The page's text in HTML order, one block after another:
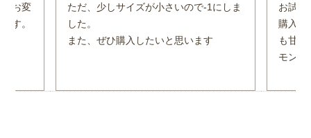
お変
す。
ただ、少しサイズが小さいので-1にしま
した。
また、ぜひ購入したいと思います
お試し
購入し
も甘み
モンや